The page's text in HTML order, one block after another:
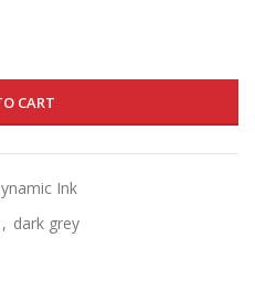
CART
Ink
, dark grey